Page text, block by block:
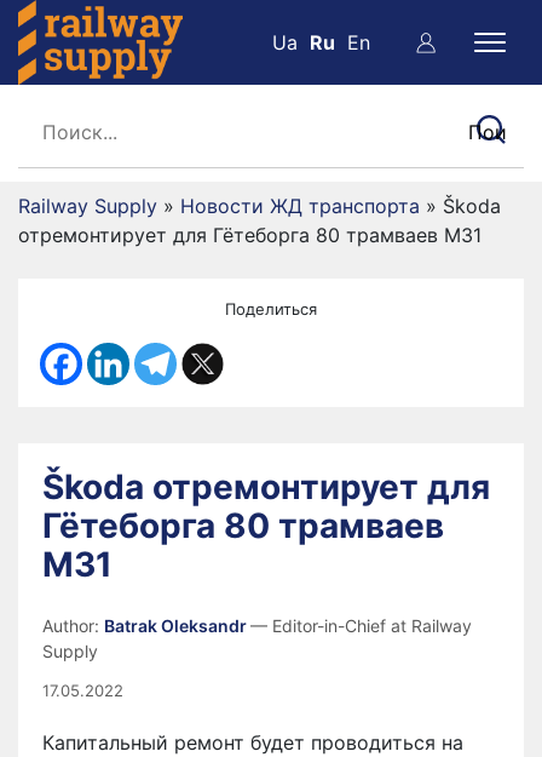
Ua Ru En
Railway Supply » Новости ЖД транспорта » Škoda
отремонтирует для Гётеборга 80 трамваев М31
Поделиться
Škoda отремонтирует для
Гётеборга 80 трамваев
М31
Author: Batrak Oleksandr— Editor-in-Chief at Railway
Supply
17.05.2022
Капитальный ремонт будет проводиться на